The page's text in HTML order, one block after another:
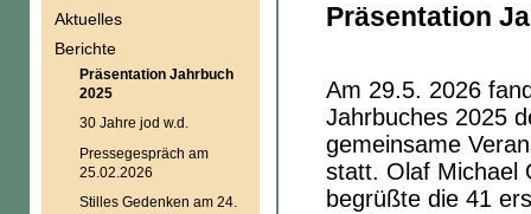
Präsentation
Am 29.5. 2026
Jahrbuches 2025
gemeinsame
statt. Olaf Michael
begrüßte die 41
Aktuelles
Berichte
Präsentation Jahrbuch
2025
30 Jahre jod w.d.
Pressegespräch am
25.02.2026
Stilles Gedenken am 24.